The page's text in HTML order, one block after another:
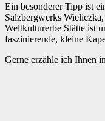
Ein besonderer Tipp ist
Salzbergwerks
Weltkulturerbe Stätte ist
faszinierende, kleine
Gerne erzähle ich Ihnen